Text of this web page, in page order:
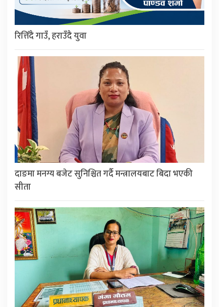
रित्तिँदै गाउँ, हराउँदै युवा
दाङमा मनग्य बजेट सुनिश्चित गर्दै मन्त्रालयबाट बिदा भएकी
सीता